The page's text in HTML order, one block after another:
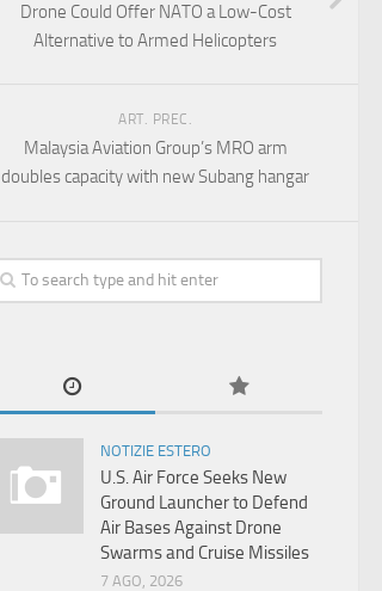
Drone Could Offer NATO a Low-Cost
Alternative to Armed Helicopters
ART. PREC.
Malaysia Aviation Group’s MRO arm
doubles capacity with new Subang hangar
NOTIZIE ESTERO
U.S. Air Force Seeks New
Ground Launcher to Defend
Air Bases Against Drone
Swarms and Cruise Missiles
7 AGO, 2026